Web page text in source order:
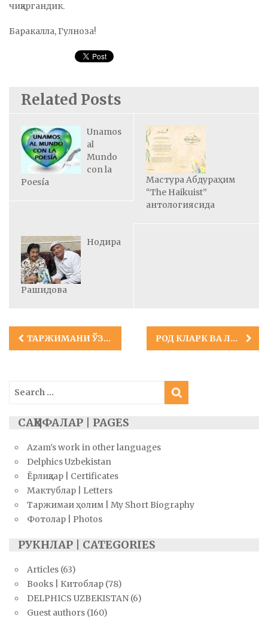
чиқаргандик.
Баракалла, Гулноза!
Related Posts
Unamos
al
Mundo
con la
Poesía
Мастура Абдураҳим
“The Haikuist”
антологиясида
Нодира
Рашидова
Post
navigation
ТАРЖИМАНИ ЎЗИНГИЗГА ЁҚҚАН ЭНГ ЯХШИ АСАРДАН БОШЛАНГ! РОД КЛАРК ВА ЛУ ЙЕ НАВОИЙ УЧУН
Search
САҲИФАЛАР | PAGES
Azam’s work in other languages
Delphics Uzbekistan
Ёрлиқлар | Certificates
Мактублар | Letters
Таржимаи ҳолим | My Short Biography
Фотолар | Photos
РУКНЛАР | CATEGORIES
Articles (63)
Books | Китоблар (78)
DELPHICS UZBEKISTAN (6)
Guest authors (160)